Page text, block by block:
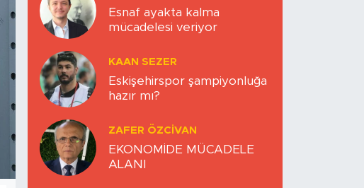
Esnaf ayakta kalma
mücadelesi veriyor
KAAN SEZER
Eskişehirspor şampiyonluğa
hazır mı?
ZAFER ÖZCIVAN
EKONOMİDE MÜCADELE
ALANI